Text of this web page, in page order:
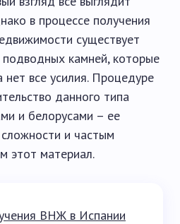
в процессе получения
существует
подводных камней, которые
нет все усилия. Процедуре
данного типа
и белорусами – ее
и частым
этот материал.
ВНЖ в Испании